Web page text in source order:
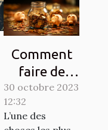
Comment
faire de
l’économie ?
Tout savoir.
30 octobre 2023
12:32
L’une des